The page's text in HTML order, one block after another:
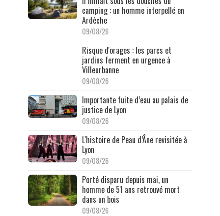
camping : un homme interpellé en
Ardèche
09/08/26
Risque d'orages : les parcs et
jardins ferment en urgence à
Villeurbanne
09/08/26
Importante fuite d’eau au palais de
justice de Lyon
09/08/26
L'histoire de Peau d’Âne revisitée à
Lyon
09/08/26
Porté disparu depuis mai, un
homme de 51 ans retrouvé mort
dans un bois
09/08/26